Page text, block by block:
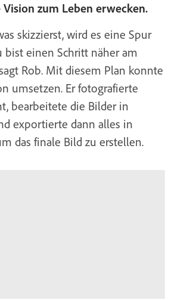
zum Leben erwecken.
skizzierst, wird es eine Spur
bist einen Schritt näher am
Rob. Mit diesem Plan konnte
umsetzen. Er fotografierte
bearbeitete die Bilder in
exportierte dann alles in
das finale Bild zu erstellen.